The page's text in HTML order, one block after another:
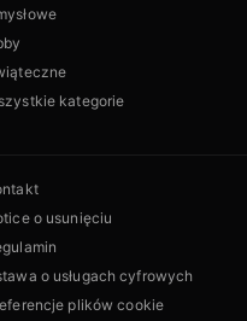
kategorie
o usunięciu
o usługach cyfrowych
plików cookie